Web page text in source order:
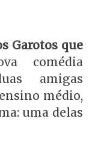
Garotos que
comédia
amigas
médio,
uma delas